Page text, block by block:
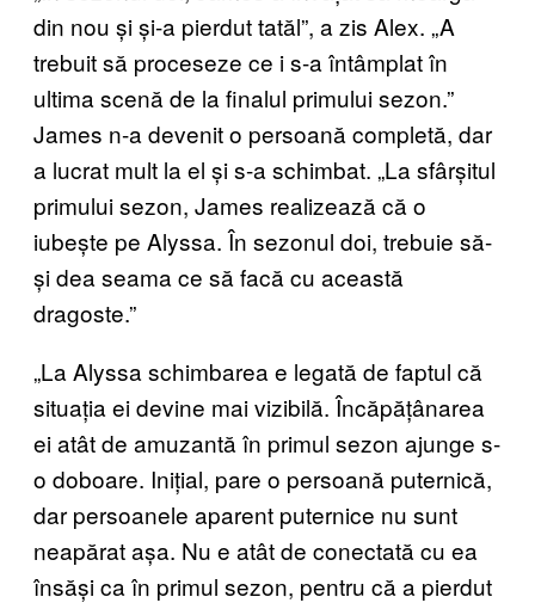
din nou și și-a pierdut tatăl”, a zis Alex. „A
trebuit să proceseze ce i s-a întâmplat în
ultima scenă de la finalul primului sezon.”
James n-a devenit o persoană completă, dar
a lucrat mult la el și s-a schimbat. „La sfârșitul
primului sezon, James realizează că o
iubește pe Alyssa. În sezonul doi, trebuie să-
și dea seama ce să facă cu această
dragoste.”
„La Alyssa schimbarea e legată de faptul că
situația ei devine mai vizibilă. Încăpățânarea
ei atât de amuzantă în primul sezon ajunge s-
o doboare. Inițial, pare o persoană puternică,
dar persoanele aparent puternice nu sunt
neapărat așa. Nu e atât de conectată cu ea
însăși ca în primul sezon, pentru că a pierdut